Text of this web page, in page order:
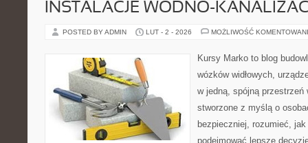
INSTALACJE WODNO-
POSTED BY ADMIN LUT - 2 - 2026 MOŻLIWOŚĆ
Kursy Marko to blog
wózków widłowych,
w jedną, spójną przestrzeń
stworzone z myślą o
bezpieczniej, rozumieć,
podejmować lepsze